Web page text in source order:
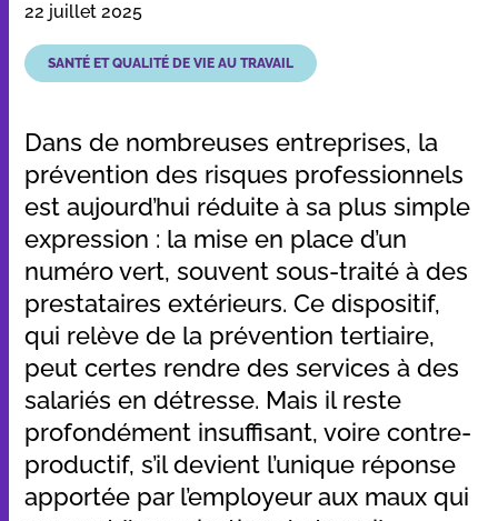
Nos applications et outils
Qui sommes-nous
Ressources
Dans les médias
Contact
22 juillet 2025
SANTÉ ET QUALITÉ DE VIE AU TRAVAIL
Dans de nombreuses entreprises, la
prévention des risques professionnels
est aujourd’hui réduite à sa plus simple
expression : la mise en place d’un
numéro vert, souvent sous-traité à des
prestataires extérieurs. Ce dispositif,
qui relève de la prévention tertiaire,
peut certes rendre des services à des
salariés en détresse. Mais il reste
profondément insuffisant, voire contre-
productif, s’il devient l’unique réponse
apportée par l’employeur aux maux qui